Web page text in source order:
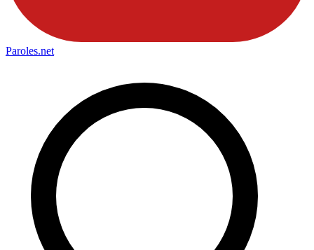
Paroles.net